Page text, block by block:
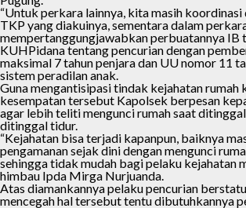
“Untuk perkara lainnya, kita masih koordinasi
TKP yang diakuinya, sementara dalam
mempertanggungjawabkan perbuatannya IB
KUHPidana tentang pencurian dengan
maksimal 7 tahun penjara dan UU nomor 11
sistem peradilan anak.
Guna mengantisipasi tindak kejahatan rumah
kesempatan tersebut Kapolsek berpesan
agar lebih teliti mengunci rumah saat
ditinggal tidur.
“Kejahatan bisa terjadi kapanpun, baiknya
pengamanan sejak dini dengan mengunci
sehingga tidak mudah bagi pelaku kejahatan
himbau Ipda Mirga Nurjuanda.
Atas diamankannya pelaku pencurian
mencegah hal tersebut tentu dibutuhkannya